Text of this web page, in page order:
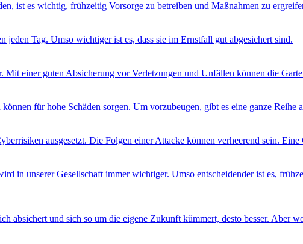
ist es wichtig, frühzeitig Vorsorge zu betreiben und Maßnahmen zu
jeden Tag. Umso wichtiger ist es, dass sie im Ernstfall gut abgesichert sind.
Mit einer guten Absicherung vor Verletzungen und Unfällen können die
für hohe Schäden sorgen. Um vorzubeugen, gibt es eine ganze Reihe
ausgesetzt. Die Folgen einer Attacke können verheerend sein.
in unserer Gesellschaft immer wichtiger. Umso entscheidender ist es,
absichert und sich so um die eigene Zukunft kümmert, desto besser. Aber